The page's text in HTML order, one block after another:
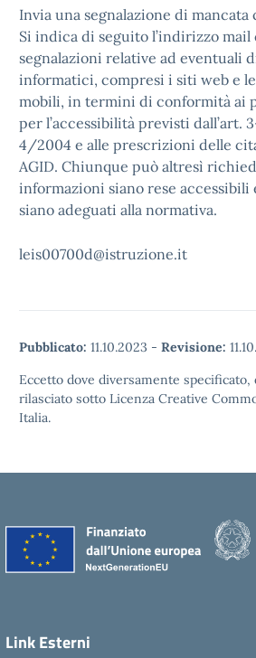
Invia una segnalazione di
Si indica di seguito l’indirizzo
segnalazioni relative ad eventuali
informatici, compresi i siti web e
mobili, in termini di conformità ai
per l’accessibilità previsti dall’art.
4/2004 e alle prescrizioni delle
AGID. Chiunque può altresì
informazioni siano rese accessibili
siano adeguati alla normativa.
leis00700d@istruzione.it
Pubblicato: 11.10.2023 - Revisione:
Eccetto dove diversamente
rilasciato sotto Licenza Creative
Italia.
Link Esterni